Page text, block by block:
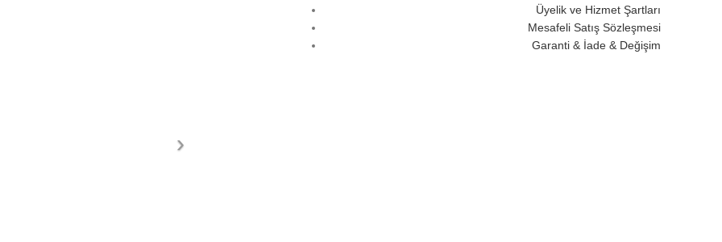
Üyelik ve Hizmet Şartları
Mesafeli Satış Sözleşmesi
Garanti & İade & Değişim